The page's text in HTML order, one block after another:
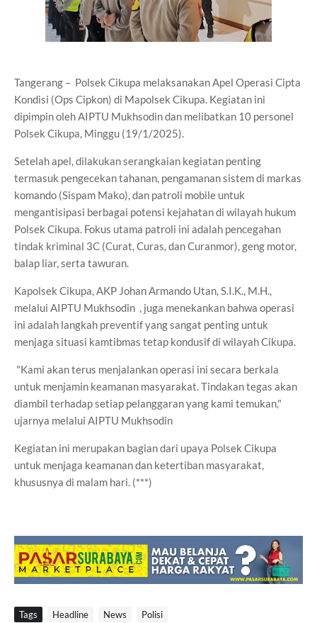
Tangerang – Polsek Cikupa melaksanakan Apel Operasi Cipta
Kondisi (Ops Cipkon) di Mapolsek Cikupa. Kegiatan ini
dipimpin oleh AIPTU Mukhsodin dan melibatkan 10 personel
Polsek Cikupa, Minggu (19/1/2025).
Setelah apel, dilakukan serangkaian kegiatan penting
termasuk pengecekan tahanan, pengamanan sistem di markas
komando (Sispam Mako), dan patroli mobile untuk
mengantisipasi berbagai potensi kejahatan di wilayah hukum
Polsek Cikupa. Fokus utama patroli ini adalah pencegahan
tindak kriminal 3C (Curat, Curas, dan Curanmor), geng motor,
balap liar, serta tawuran.
Kapolsek Cikupa, AKP Johan Armando Utan, S.I.K., M.H.,
melalui AIPTU Mukhsodin , juga menekankan bahwa operasi
ini adalah langkah preventif yang sangat penting untuk
menjaga situasi kamtibmas tetap kondusif di wilayah Cikupa.
"Kami akan terus menjalankan operasi ini secara berkala
untuk menjamin keamanan masyarakat. Tindakan tegas akan
diambil terhadap setiap pelanggaran yang kami temukan,"
ujarnya melalui AIPTU Mukhsodin
Kegiatan ini merupakan bagian dari upaya Polsek Cikupa
untuk menjaga keamanan dan ketertiban masyarakat,
khususnya di malam hari. (***)
Tags Headline News Polisi